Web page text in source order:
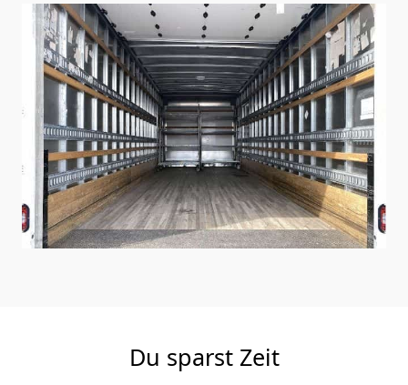
Du sparst Zeit